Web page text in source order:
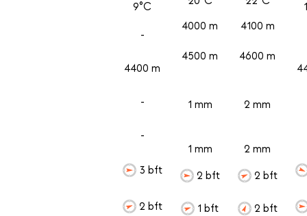
9°C
-
4400 m
-
-
3 bft
2 bft
4000 m
4500 m
1 mm
1 mm
2 bft
1 bft
4100 m
4600 m
2 mm
2 mm
2 bft
2 bft